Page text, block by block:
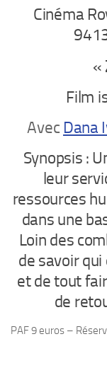
Cinéma
«
Film
Avec Dana
Synopsis :
leur
ressources
dans une
Loin des
de savoir
et de tout
de
PAF 9 euros –